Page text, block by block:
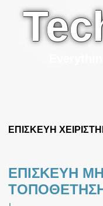
ΕΠΙΣΚΕΥΗ
ΕΠΙΣΚΕΥΗ